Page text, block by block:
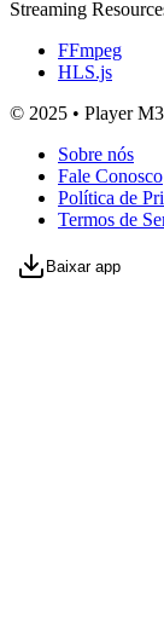
Streaming
FFmpeg
HLS.js
© 2025 • Player
Sobre nós
Fale Conosco
Política de
Termos de
Baixar app